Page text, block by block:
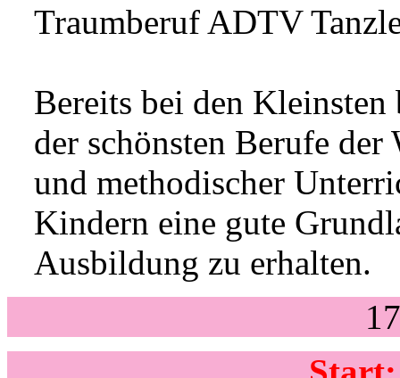
Traumberuf ADTV
Bereits bei den
der schönsten Berufe
und methodischer
Kindern eine gute
Ausbildung zu erhalten.